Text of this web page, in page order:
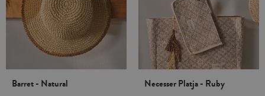
Barret - Natural Necesser Platja - Ruby